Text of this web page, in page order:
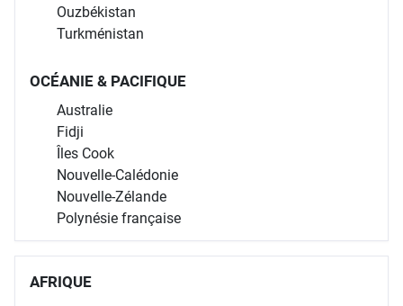
Ouzbékistan
Turkménistan
OCÉANIE & PACIFIQUE
Australie
Fidji
Îles Cook
Nouvelle-Calédonie
Nouvelle-Zélande
Polynésie française
AFRIQUE